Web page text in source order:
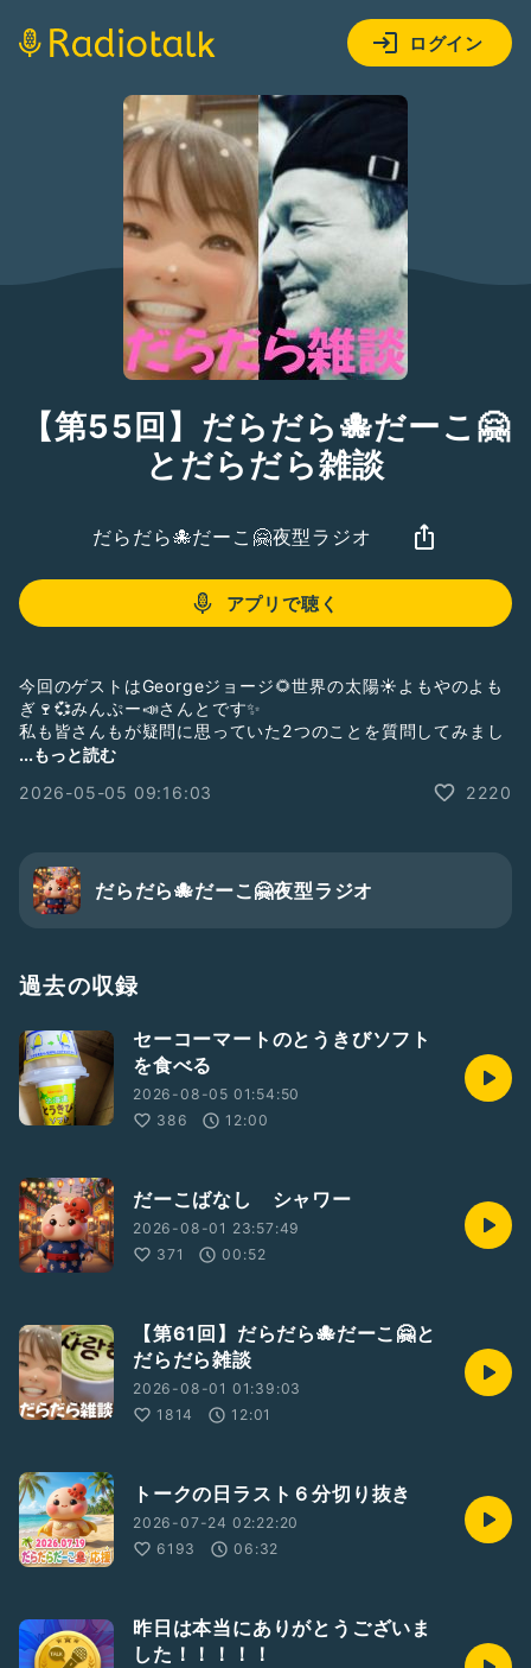
ログイン
【第55回】だらだら🐙だーこ🤗
とだらだら雑談
だらだら🐙だーこ🤗夜型ラジオ
アプリで聴く
今回のゲストはGeorgeジョージ🌻世界の太陽☀よもやのよも
ぎ🍷💞みんぷー📣さんとです✨
私も皆さんもが疑問に思っていた2つのことを質問してみまし
た👂✨
い。
ジョージの番組
#Radiotalk@9c3Qf6wYIwCUV9j
https://radiotalk.jp/program/168476
聞いてもらう番組です😆いつでもゲストを募集しています🫴お
気軽にご連絡ください✨
#Radiotalk
#だらだらだーこ#ラジオ
...もっと読む
2026-05-05 09:16:03
2220
だらだら🐙だーこ🤗夜型ラジオ
過去の収録
セーコーマートのとうきびソフト
を食べる
2026-08-05 01:54:50
386
12:00
だーこばなし シャワー
2026-08-01 23:57:49
371
00:52
【第61回】だらだら🐙だーこ🤗と
だらだら雑談
2026-08-01 01:39:03
1814
12:01
トークの日ラスト６分切り抜き
2026-07-24 02:22:20
6193
06:32
昨日は本当にありがとうございま
した！！！！！